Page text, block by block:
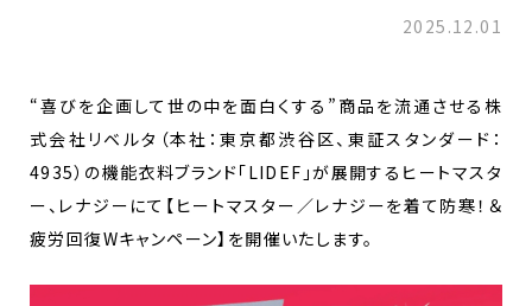
2025.12.01
“喜びを企画して世の中を面白くする”商品を流通させる株
式会社リベルタ（本社：東京都渋谷区、東証スタンダード：
4935）の機能衣料ブランド「LIDEF」が展開するヒートマスタ
ー、レナジーにて【ヒートマスター／レナジーを着て防寒！＆
疲労回復Wキャンペーン】を開催いたします。